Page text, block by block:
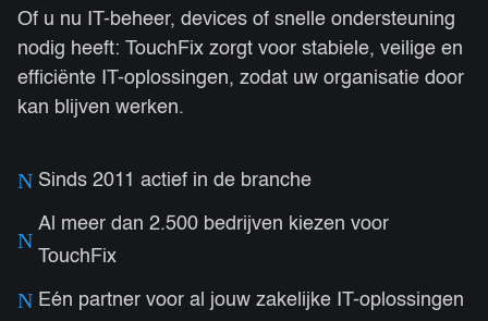
Of u nu IT-beheer, devices of snelle ondersteuning
nodig heeft: TouchFix zorgt voor stabiele, veilige en
efficiënte IT-oplossingen, zodat uw organisatie door
kan blijven werken.
N Sinds 2011 actief in de branche
N
Al meer dan 2.500 bedrijven kiezen voor
TouchFix
N Eén partner voor al jouw zakelijke IT-oplossingen